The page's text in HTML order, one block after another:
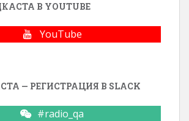
В YOUTUBE
YouTube
— РЕГИСТРАЦИЯ В SLACK
#radio_qa